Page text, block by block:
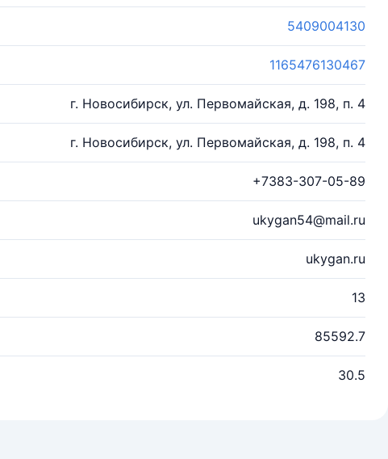
5409004130
1165476130467
г. Новосибирск, ул. Первомайская, д. 198, п. 4
г. Новосибирск, ул. Первомайская, д. 198, п. 4
+7383-307-05-89
ukygan54@mail.ru
ukygan.ru
13
85592.7
30.5